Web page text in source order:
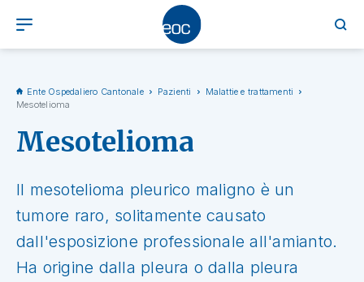
Ente Ospedaliero Cantonale Pazienti
Malattie e trattamenti
Mesotelioma
Mesotelioma
Il mesotelioma pleurico maligno è un
tumore raro, solitamente causato
dall'esposizione professionale all'amianto.
Ha origine dalla pleura o dalla pleura